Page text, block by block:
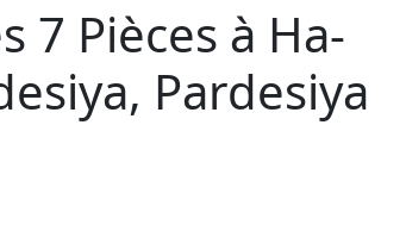
7 Pièces à Ha-
Pardesiya